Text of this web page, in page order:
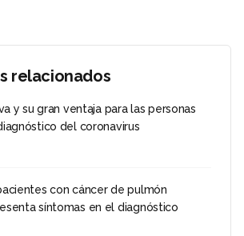
relacionados
y su gran ventaja para las personas
del coronavirus
con cáncer de pulmón
síntomas en el diagnóstico